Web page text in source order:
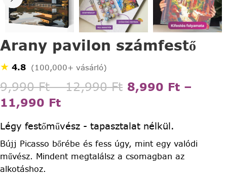
Arany pavilon számfestő
★ 4.8 (100,000+ vásárló)
9,990Ft – 12,990Ft 8,990 Ft –
11,990 Ft
Légy festőművész - tapasztalat nélkül.
Bújj Picasso bőrébe és fess úgy, mint egy valódi
művész. Mindent megtalálsz a csomagban az
alkotáshoz.